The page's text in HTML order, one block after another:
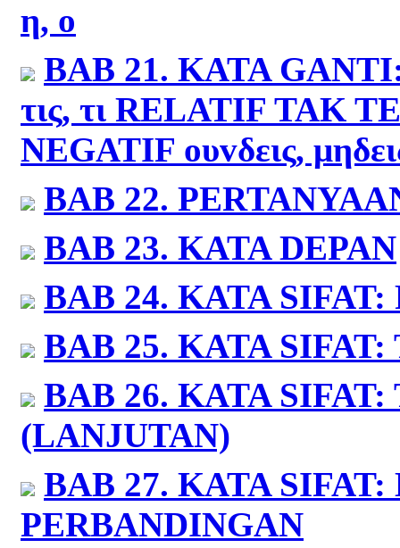
η, ο
BAB 21. KATA
τις, τι RELATIF TAK
NEGATIF ουvδεις,
BAB 22.
BAB 23. KATA DEPAN
BAB 24. KATA
BAB 25. KATA
BAB 26. KATA
(LANJUTAN)
BAB 27. KATA
PERBANDINGAN